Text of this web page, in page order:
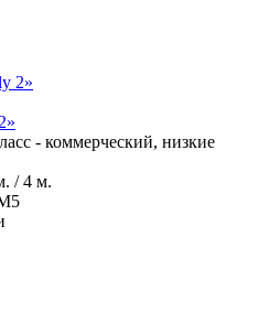
- коммерческий, низкие
/ 4 м.